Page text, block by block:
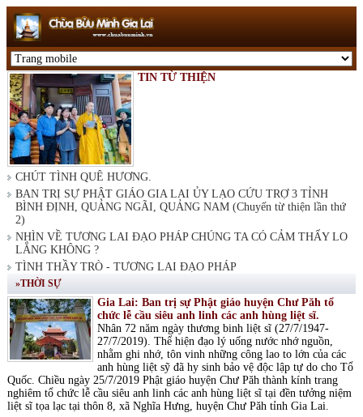
TIN TỪ THIỆN
CHÚT TÌNH QUÊ HƯƠNG.
BAN TRỊ SỰ PHẬT GIÁO GIA LAI ỦY LẠO CỨU TRỢ 3 TỈNH
BÌNH ĐỊNH, QUẢNG NGÃI, QUẢNG NAM (Chuyến từ thiện lần thứ
2)
NHÌN VỀ TƯƠNG LAI ĐẠO PHÁP CHÚNG TA CÓ CẢM THẤY LO
LẮNG KHÔNG ?
TÌNH THẦY TRÒ - TƯƠNG LAI ĐẠO PHÁP
»THỜI SỰ
Gia Lai: Ban trị sự Phật giáo huyện Chư Păh tổ
chức lễ cầu siêu anh linh các anh hùng liệt sĩ.
Nhân 72 năm ngày thương binh liệt sĩ (27/7/1947-
27/7/2019). Thể hiện đạo lý uống nước nhớ nguồn,
nhằm ghi nhớ, tôn vinh những công lao to lớn của các
anh hùng liệt sỹ đã hy sinh bảo vệ độc lập tự do cho Tổ
Quốc. Chiều ngày 25/7/2019 Phật giáo huyện Chư Păh thành kính trang
nghiêm tổ chức lễ cầu siêu anh linh các anh hùng liệt sĩ tại đền tưởng niệm
liệt sĩ tọa lạc tại thôn 8, xã Nghĩa Hưng, huyện Chư Păh tỉnh Gia Lai.